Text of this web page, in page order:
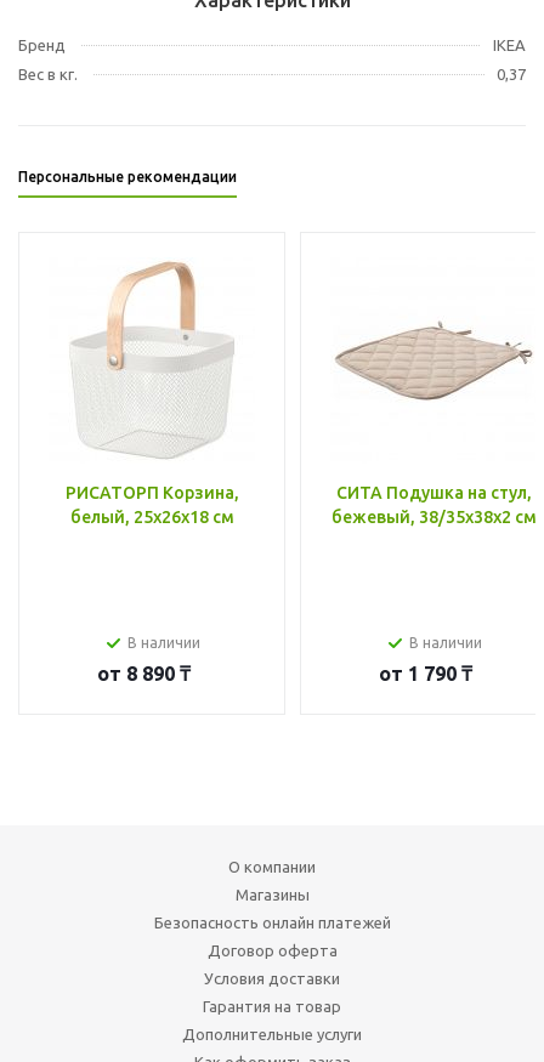
Бренд
IKEA
Вес в кг.
0,37
Персональные рекомендации
РИСАТОРП Корзина,
белый, 25x26x18 см
В наличии
от 8 890 ₸
СИТА Подушка на стул,
бежевый, 38/35x38x2 см
В наличии
от 1 790 ₸
О компании
Магазины
Безопасность онлайн платежей
Договор оферта
Условия доставки
Гарантия на товар
Дополнительные услуги